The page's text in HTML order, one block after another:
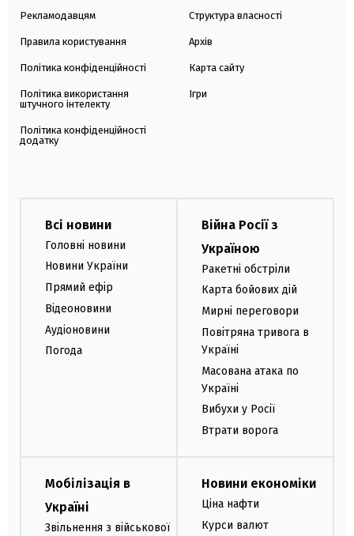
Рекламодавцям
Правила користування
Політика конфіденційності
Політика використання
штучного інтелекту
Політика конфіденційності
додатку
Структура власності
Архів
Карта сайту
Ігри
Всі новини
Головні новини
Новини України
Прямий ефір
Відеоновини
Аудіоновини
Погода
Війна Росії з
Україною
Ракетні обстріли
Карта бойових дій
Мирні переговори
Повітряна тривога в
Україні
Масована атака по
Україні
Вибухи у Росії
Втрати ворога
Мобілізація в
Україні
Звільнення з військової
Новини економіки
Ціна нафти
Курси валют